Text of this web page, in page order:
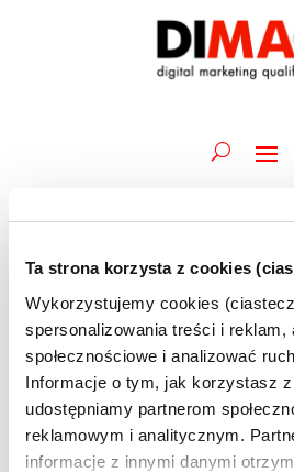
Ta strona korzysta z cookies
Wykorzystujemy cookies
spersonalizowania treści i reklam,
społecznościowe i analizować
Informacje o tym, jak korzystasz
udostępniamy partnerom
reklamowym i analitycznym.
informacje z innymi danymi
Wydarzenia
for
5
lipca
2026
05.07.2026
Wybierz
datę.
Trwające
Akademia DIMAQ Basic |
10 i 13.07 | szkolenie
2 lipca @ 09:45-13 lipca @ 12:30